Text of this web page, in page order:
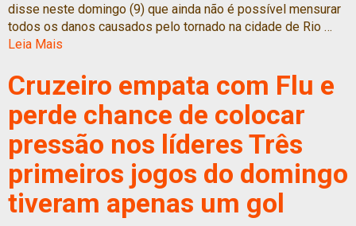
disse neste domingo (9) que ainda não é possível mensurar
todos os danos causados pelo tornado na cidade de Rio …
Leia Mais
Cruzeiro empata com Flu e
perde chance de colocar
pressão nos líderes Três
primeiros jogos do domingo
tiveram apenas um gol